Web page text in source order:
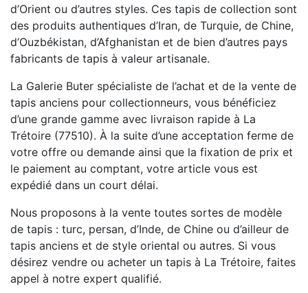
d’Orient ou d’autres styles. Ces tapis de collection sont
des produits authentiques d’Iran, de Turquie, de Chine,
d’Ouzbékistan, d’Afghanistan et de bien d’autres pays
fabricants de tapis à valeur artisanale.
La Galerie Buter spécialiste de l’achat et de la vente de
tapis anciens pour collectionneurs, vous bénéficiez
d’une grande gamme avec livraison rapide à La
Trétoire (77510). À la suite d’une acceptation ferme de
votre offre ou demande ainsi que la fixation de prix et
le paiement au comptant, votre article vous est
expédié dans un court délai.
Nous proposons à la vente toutes sortes de modèle
de tapis : turc, persan, d’Inde, de Chine ou d’ailleur de
tapis anciens et de style oriental ou autres. Si vous
désirez vendre ou acheter un tapis à La Trétoire, faites
appel à notre expert qualifié.